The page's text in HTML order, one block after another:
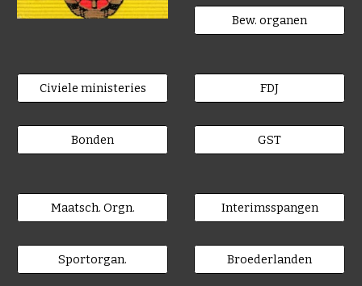
Bew. organen
Civiele ministeries
Bonden
FDJ
GST
Maatsch. Orgn.
Sportorgan.
Interimsspangen
Broederlanden